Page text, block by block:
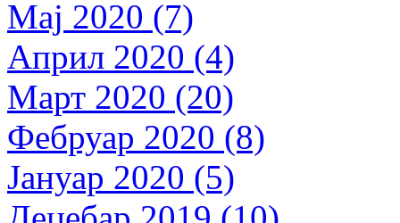
Мај 2020 (7)
Април 2020 (4)
Март 2020 (20)
Фебруар 2020 (8)
Јануар 2020 (5)